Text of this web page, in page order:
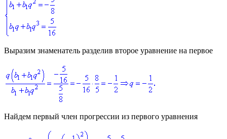
Выразим знаменатель разделив второе уравнение на первое
Найдем первый член прогрессии из первого уравнения